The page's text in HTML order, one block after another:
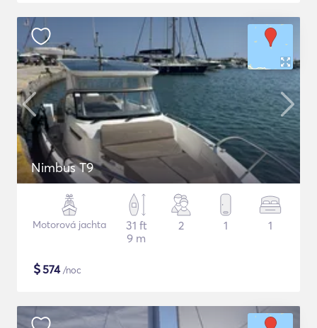
Nimbus T9
Motorová jachta
31 ft
9 m
2 1 1
$574/noc